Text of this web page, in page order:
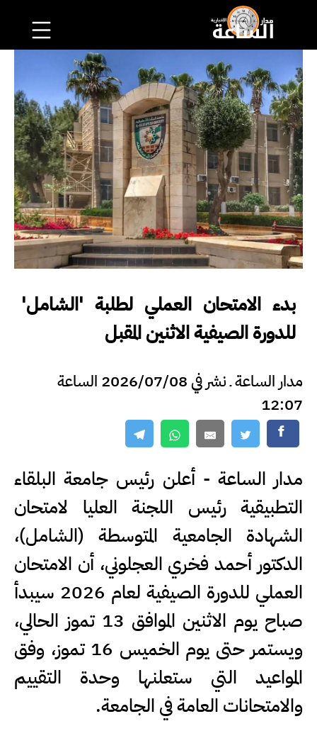
بدء الامتحان العملي لطلبة 'الشامل'
للدورة الصيفية الاثنين المقبل
مدار الساعة ـ نشر في 2026/07/08 الساعة
12:07
مدار الساعة - أعلن رئيس جامعة البلقاء
التطبيقية رئيس اللجنة العليا لامتحان
الشهادة الجامعية المتوسطة (الشامل)،
الدكتور أحمد فخري العجلوني، أن الامتحان
العملي للدورة الصيفية لعام 2026 سيبدأ
صباح يوم الاثنين الموافق 13 تموز الحالي،
ويستمر حتى يوم الخميس 16 تموز، وفق
المواعيد التي ستعلنها وحدة التقييم
والامتحانات العامة في الجامعة.